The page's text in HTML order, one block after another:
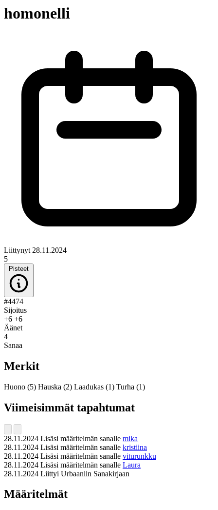
homonelli
Liittynyt 28.11.2024
5
Pisteet
#4474
Sijoitus
+6 +6
Äänet
4
Sanaa
Merkit
Huono (5) Hauska (2) Laadukas (1) Turha (1)
Viimeisimmät tapahtumat
28.11.2024 Lisäsi määritelmän sanalle mika
28.11.2024 Lisäsi määritelmän sanalle kristiina
28.11.2024 Lisäsi määritelmän sanalle viturunkku
28.11.2024 Lisäsi määritelmän sanalle Laura
28.11.2024 Liittyi Urbaaniin Sanakirjaan
Määritelmät